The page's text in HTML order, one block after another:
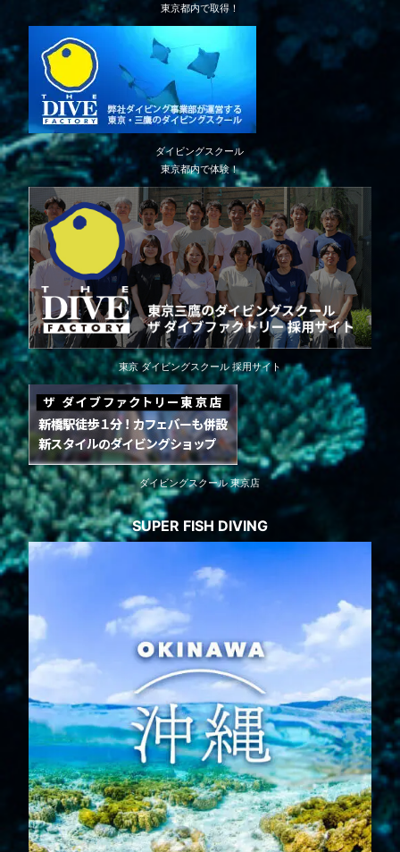
東京都内で取得！
ダイビングスクール
東京都内で体験！
東京 ダイビングスクール 採用サイト
ダイビングスクール 東京店
SUPER FISH DIVING